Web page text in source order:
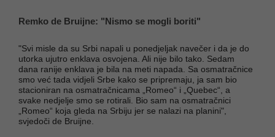
Remko de Bruijne: "Nismo se mogli boriti"
"Svi misle da su Srbi napali u ponedjeljak navečer i da je do
utorka ujutro enklava osvojena. Ali nije bilo tako. Sedam
dana ranije enklava je bila na meti napada. Sa osmatračnice
smo već tada vidjeli Srbe kako se pripremaju, ja sam bio
stacioniran na osmatračnicama „Romeo“ i „Quebec“, a
svake nedjelje smo se rotirali. Bio sam na osmatračnici
„Romeo“ koja gleda na Srbiju jer se nalazi na planini",
svjedoči de Bruijne.